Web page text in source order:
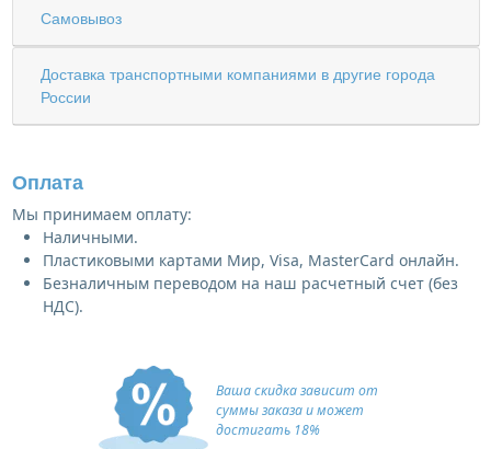
Самовывоз
Доставка транспортными компаниями в другие города
России
Оплата
Мы принимаем оплату:
Наличными.
Пластиковыми картами Мир, Visa, MasterCard онлайн.
Безналичным переводом на наш расчетный счет (без
НДС).
Ваша скидка зависит от
суммы заказа и может
достигать 18%